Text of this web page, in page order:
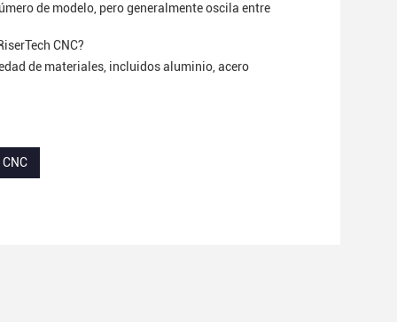
de modelo, pero generalmente oscila entre
CNC?
de materiales, incluidos aluminio, acero